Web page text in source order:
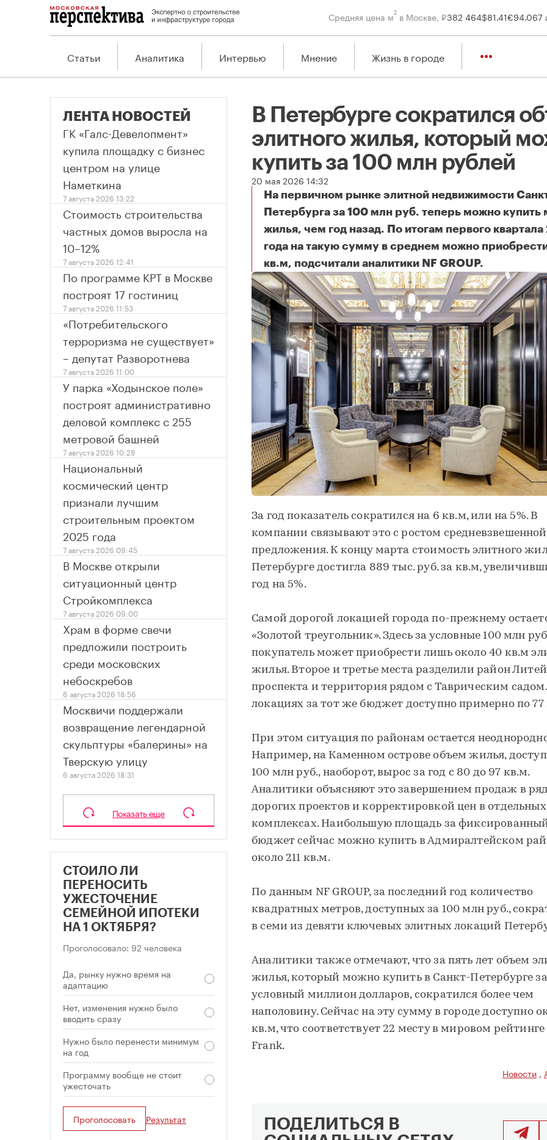
Средняя цена м2 в Москве, ₽382 464$81.41€94.067
Статьи Аналитика Интервью Мнение Жизнь в городе
В Петербурге сократился
элитного жилья, который
купить за 100 млн рублей
20 мая 2026 14:32
На первичном рынке элитной недвижимости
Петербурга за 100 млн руб. теперь можно купить
жилья, чем год назад. По итогам первого
года на такую сумму в среднем можно приобрести
кв.м, подсчитали аналитики NF GROUP.
За год показатель сократился на 6 кв.м, или на 5%. В
компании связывают это с ростом
предложения. К концу марта стоимость элитного
Петербурге достигла 889 тыс. руб. за кв.м,
год на 5%.
Самой дорогой локацией города по-прежнему
«Золотой треугольник». Здесь за условные 100 млн
покупатель может приобрести лишь около 40 кв.м
жилья. Второе и третье места разделили район
проспекта и территория рядом с Таврическим
локациях за тот же бюджет доступно примерно по 77
При этом ситуация по районам остается
Например, на Каменном острове объем жилья,
100 млн руб., наоборот, вырос за год с 80 до 97 кв.м.
Аналитики объясняют это завершением продаж в
дорогих проектов и корректировкой цен в
комплексах. Наибольшую площадь за
бюджет сейчас можно купить в Адмиралтейском
около 211 кв.м.
По данным NF GROUP, за последний год количество
квадратных метров, доступных за 100 млн руб.,
в семи из девяти ключевых элитных локаций
Аналитики также отмечают, что за пять лет объем
жилья, который можно купить в Санкт-Петербурге за
условный миллион долларов, сократился более чем
наполовину. Сейчас на эту сумму в городе доступно
кв.м, что соответствует 22 месту в мировом
Frank.
Новости ,
ПОДЕЛИТЬСЯ В
ЛЕНТА НОВОСТЕЙ
ГК «Галс-Девелопмент»
купила площадку с бизнес
центром на улице
Наметкина
7 августа 2026 13:22
Стоимость строительства
частных домов выросла на
10–12%
7 августа 2026 12:41
По программе КРТ в Москве
построят 17 гостиниц
7 августа 2026 11:53
«Потребительского
терроризма не существует»
– депутат Разворотнева
7 августа 2026 11:00
У парка «Ходынское поле»
построят административно
деловой комплекс с 255
метровой башней
7 августа 2026 10:28
Национальный
космический центр
признали лучшим
строительным проектом
2025 года
7 августа 2026 09:45
В Москве открыли
ситуационный центр
Стройкомплекса
7 августа 2026 09:00
Храм в форме свечи
предложили построить
среди московских
небоскребов
6 августа 2026 18:56
Москвичи поддержали
возвращение легендарной
скульптуры «балерины» на
Тверскую улицу
6 августа 2026 18:31
Показать еще
СТОИЛО ЛИ
ПЕРЕНОСИТЬ
УЖЕСТОЧЕНИЕ
СЕМЕЙНОЙ ИПОТЕКИ
НА 1 ОКТЯБРЯ?
Проголосовало: 92 человека
Да, рынку нужно время на
адаптацию
Нет, изменения нужно было
вводить сразу
Нужно было перенести минимум
на год
Программу вообще не стоит
ужесточать
Проголосовать Результат